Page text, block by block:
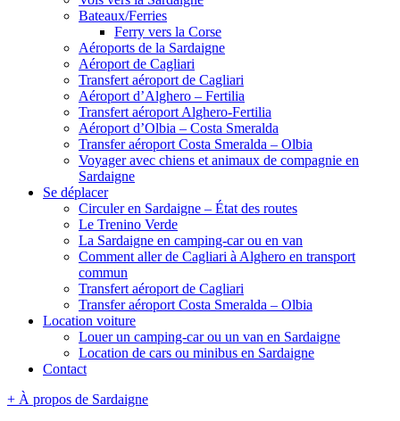
Bateaux/Ferries
Ferry vers la Corse
Aéroports de la Sardaigne
Aéroport de Cagliari
Transfert aéroport de Cagliari
Aéroport d’Alghero – Fertilia
Transfert aéroport Alghero-Fertilia
Aéroport d’Olbia – Costa Smeralda
Transfer aéroport Costa Smeralda – Olbia
Voyager avec chiens et animaux de compagnie en
Sardaigne
Se déplacer
Circuler en Sardaigne – État des routes
Le Trenino Verde
La Sardaigne en camping-car ou en van
Comment aller de Cagliari à Alghero en transport
commun
Transfert aéroport de Cagliari
Transfer aéroport Costa Smeralda – Olbia
Location voiture
Louer un camping-car ou un van en Sardaigne
Location de cars ou minibus en Sardaigne
Contact
+ À propos de Sardaigne